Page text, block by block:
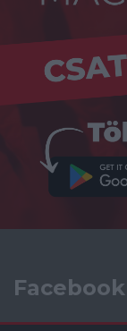
Facebook